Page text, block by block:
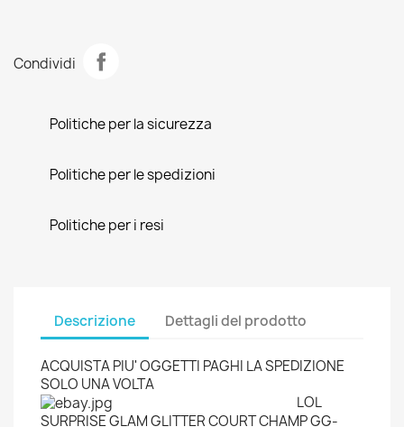
Condividi
Politiche per la sicurezza
Politiche per le spedizioni
Politiche per i resi
Descrizione Dettagli del prodotto
ACQUISTA PIU' OGGETTI PAGHI LA SPEDIZIONE
SOLO UNA VOLTA
LOL
SURPRISE GLAM GLITTER COURT CHAMP GG-